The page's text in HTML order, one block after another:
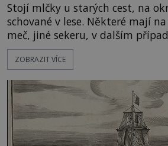
Stojí mlčky u starých cest, na
schované v lese. Některé mají
meč, jiné sekeru, v dalším
kříž. Na první pohled vypadají
náboženské památky. Jenže
zločiny, pokáním a dávným
rodina jeho oběti mohli
Jenže po s
ZOBRAZIT VÍCE